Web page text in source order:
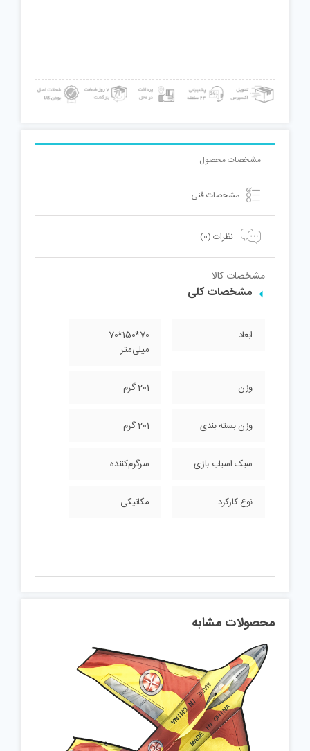
مشخصات محصول
مشخصات فنی
نظرات (0)
مشخصات کالا
مشخصات کلی
ابعاد
70*150*70
میلی‌متر
وزن 201 گرم
وزن بسته بندی 201 گرم
سبک اسباب بازی سرگرم‌کننده
نوع کارکرد مکانیکی
محصولات مشابه